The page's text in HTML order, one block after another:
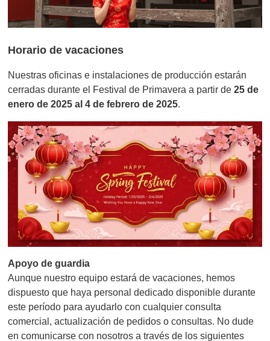
Horario de vacaciones
Nuestras oficinas e instalaciones de producción estarán
cerradas durante el Festival de Primavera a partir de25 de
enero de 2025 al 4 de febrero de 2025.
Apoyo de guardia
Aunque nuestro equipo estará de vacaciones, hemos
dispuesto que haya personal dedicado disponible durante
este período para ayudarlo con cualquier consulta
comercial, actualización de pedidos o consultas. No dude
en comunicarse con nosotros a través de los siguientes